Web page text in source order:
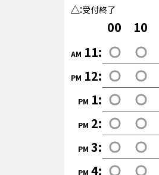
:受付終了
00 10
AM 11:
PM 12:
PM 1:
PM 2:
PM 3:
PM 4: